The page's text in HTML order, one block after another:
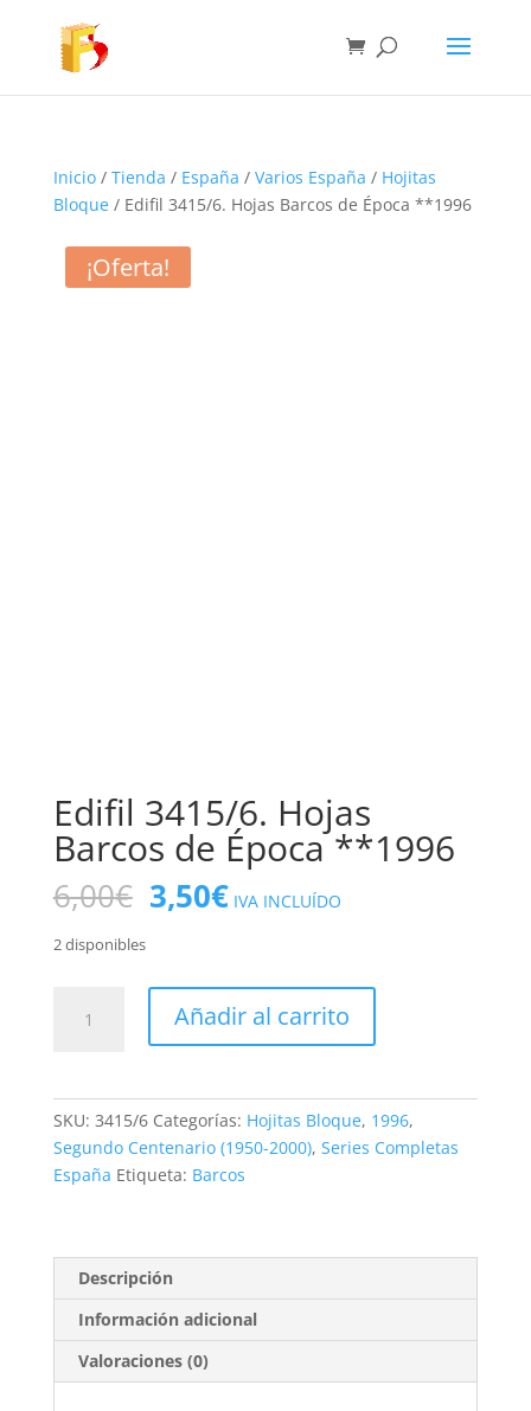
Inicio/ Tienda / España / Varios España / Hojitas
Bloque/ Edifil 3415/6. Hojas Barcos de Época **1996
¡Oferta!
Edifil 3415/6. Hojas
Barcos de Época **1996
6,00€ El
precio
era:
6,00€.
3,50€El
precio
es:
3,50€.
IVA INCLUÍDO
2 disponibles
3415/6.
**1996
cantidad
Añadir al carrito
SKU: 3415/6 Categorías: Hojitas Bloque, 1996,
Segundo Centenario (1950-2000), Series Completas
España Etiqueta: Barcos
Descripción
Información adicional
Valoraciones (0)